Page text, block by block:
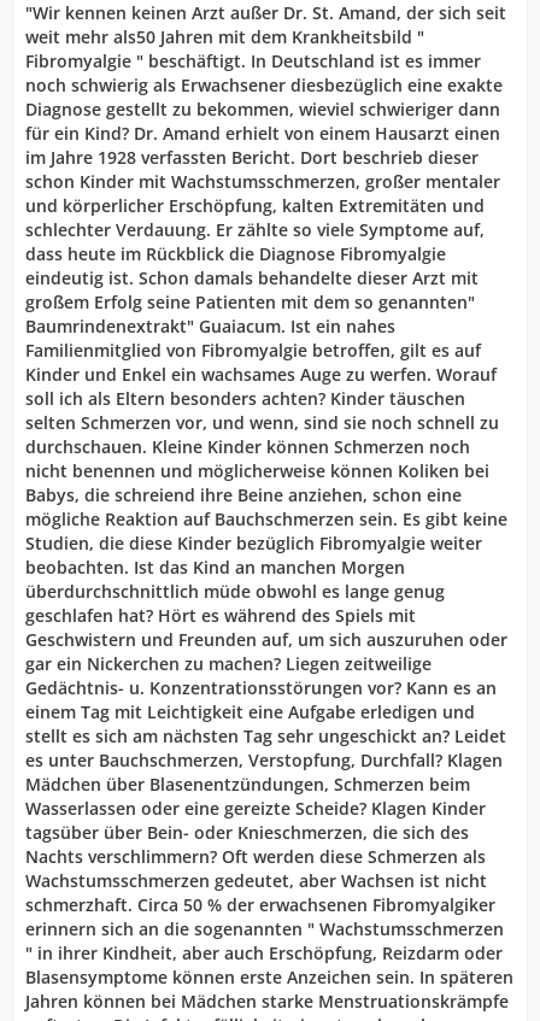
"Wir kennen keinen Arzt außer Dr. St. Amand, der sich seit
weit mehr als50 Jahren mit dem Krankheitsbild "
Fibromyalgie " beschäftigt. In Deutschland ist es immer
noch schwierig als Erwachsener diesbezüglich eine exakte
Diagnose gestellt zu bekommen, wieviel schwieriger dann
für ein Kind? Dr. Amand erhielt von einem Hausarzt einen
im Jahre 1928 verfassten Bericht. Dort beschrieb dieser
schon Kinder mit Wachstumsschmerzen, großer mentaler
und körperlicher Erschöpfung, kalten Extremitäten und
schlechter Verdauung. Er zählte so viele Symptome auf,
dass heute im Rückblick die Diagnose Fibromyalgie
eindeutig ist. Schon damals behandelte dieser Arzt mit
großem Erfolg seine Patienten mit dem so genannten"
Baumrindenextrakt" Guaiacum. Ist ein nahes
Familienmitglied von Fibromyalgie betroffen, gilt es auf
Kinder und Enkel ein wachsames Auge zu werfen. Worauf
soll ich als Eltern besonders achten? Kinder täuschen
selten Schmerzen vor, und wenn, sind sie noch schnell zu
durchschauen. Kleine Kinder können Schmerzen noch
nicht benennen und möglicherweise können Koliken bei
Babys, die schreiend ihre Beine anziehen, schon eine
mögliche Reaktion auf Bauchschmerzen sein. Es gibt keine
Studien, die diese Kinder bezüglich Fibromyalgie weiter
beobachten. Ist das Kind an manchen Morgen
überdurchschnittlich müde obwohl es lange genug
geschlafen hat? Hört es während des Spiels mit
Geschwistern und Freunden auf, um sich auszuruhen oder
gar ein Nickerchen zu machen? Liegen zeitweilige
Gedächtnis- u. Konzentrationsstörungen vor? Kann es an
einem Tag mit Leichtigkeit eine Aufgabe erledigen und
stellt es sich am nächsten Tag sehr ungeschickt an? Leidet
es unter Bauchschmerzen, Verstopfung, Durchfall? Klagen
Mädchen über Blasenentzündungen, Schmerzen beim
Wasserlassen oder eine gereizte Scheide? Klagen Kinder
tagsüber über Bein- oder Knieschmerzen, die sich des
Nachts verschlimmern? Oft werden diese Schmerzen als
Wachstumsschmerzen gedeutet, aber Wachsen ist nicht
schmerzhaft. Circa 50 % der erwachsenen Fibromyalgiker
erinnern sich an die sogenannten " Wachstumsschmerzen
" in ihrer Kindheit, aber auch Erschöpfung, Reizdarm oder
Blasensymptome können erste Anzeichen sein. In späteren
Jahren können bei Mädchen starke Menstruationskrämpfe